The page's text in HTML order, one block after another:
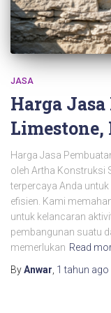
JASA
Harga
Limestone,
Harga Jasa
oleh Artha Konstruksi
terpercaya Anda
efisien. Kami
untuk kelancaran
pembangunan suatu
memerlukan Read
ByAnwar 1 tahun ago